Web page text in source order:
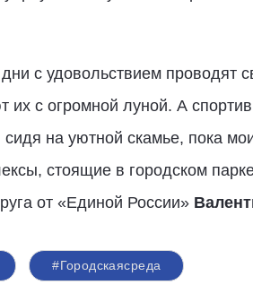
с удовольствием проводят
их с огромной луной. А
на уютной скамье, пока
стоящие в городском
от «Единой России»
#Городскаясреда